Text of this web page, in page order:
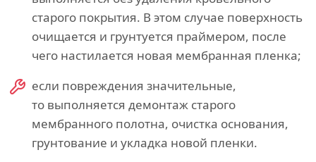
старого покрытия. В этом случае поверхность
очищается и грунтуется праймером, после
чего настилается новая мембранная пленка;
если повреждения значительные,
то выполняется демонтаж старого
мембранного полотна, очистка основания,
грунтование и укладка новой пленки.